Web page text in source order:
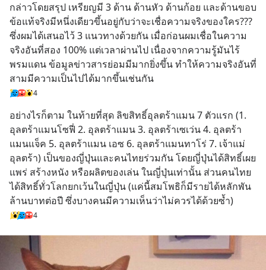
กล่าวโดยสรุป เหรียญมี 3 ด้าน ด้านหัว ด้านก้อย และด้านขอบ
ข้อแท้จริงมีหนึ่งเดียวขึ้นอยู่กับว่าจะเชื่อความจริงของใคร???
ซึ่งผมได้เสนอไว้ 3 แนวทางด้วยกัน เมื่อก่อนผมเชื่อในความ
จริงอันที่สอง 100% แต่เวลาผ่านไป เนื่องจากความรู้มันไร้
พรมแดน ข้อมูลข่าวสารย่อมมีมากยิ่งขึ้น ทำให้ความจริงอันที่
สามมีความเป็นไปได้มากขึ้นเช่นกัน
4
อย่างไรก็ตาม ในท้ายที่สุด ลิขสิทธิ์อุลตร้าแมน 7 ตัวแรก (1.
อุลตร้าแมนโซฟี่ 2. อุลตร้าแมน 3. อุลตร้าเซเว่น 4. อุลตร้า
แมนแจ็ค 5. อุลตร้าแมน เอซ 6. อุลตร้าแมนทาโร่ 7. เจ้าแม่
อุลตร้า) เป็นของญี่ปุ่นและคนไทยร่วมกัน โดยญี่ปุ่นได้สิทธิ์เผย
แพร่ สร้างหนัง หรือผลิตของเล่น ในญี่ปุ่นเท่านั้น ส่วนคนไทย
ได้สิทธิ์ทั่วโลกยกเว้นในญี่ปุ่น (แค่นี้สมโพธิก็มีรายได้หลักพัน
ล้านบาทต่อปี ซึ่งบางคนมีความเห็นว่าไม่ควรได้ด้วยซ้ำ)
4